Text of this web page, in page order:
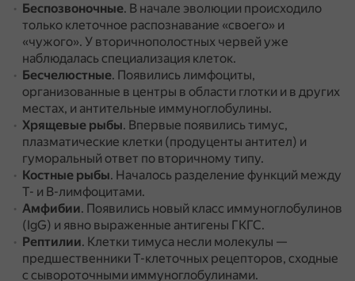
Беспозвоночные. В начале эволюции происходило
только клеточное распознавание «своего» и
«чужого». У вторичнополостных червей уже
наблюдалась специализация клеток.
Бесчелюстные. Появились лимфоциты,
организованные в центры в области глотки и в других
местах, и антительные иммуноглобулины.
Хрящевые рыбы. Впервые появились тимус,
плазматические клетки (продуценты антител) и
гуморальный ответ по вторичному типу.
Костные рыбы. Началось разделение функций между
Т- и В-лимфоцитами.
Амфибии. Появились новый класс иммуноглобулинов
(IgG) и явно выраженные антигены ГКГС.
Рептилии. Клетки тимуса несли молекулы —
предшественники Т-клеточных рецепторов, сходные
с сывороточными иммуноглобулинами.